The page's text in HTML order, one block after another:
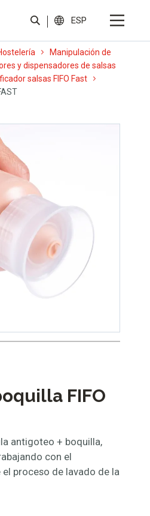
ESP
Manipulación de
y dispensadores de salsas
salsas FIFO Fast
FIFO
antigoteo + boquilla,
con el
proceso de lavado de la